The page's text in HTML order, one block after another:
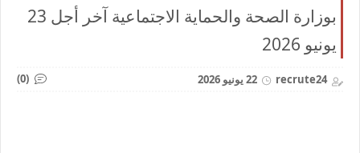
بوزارة الصحة والحماية الاجتماعية آخر أجل 23
يونيو 2026
recrute24 22 يونيو 2026 (0)